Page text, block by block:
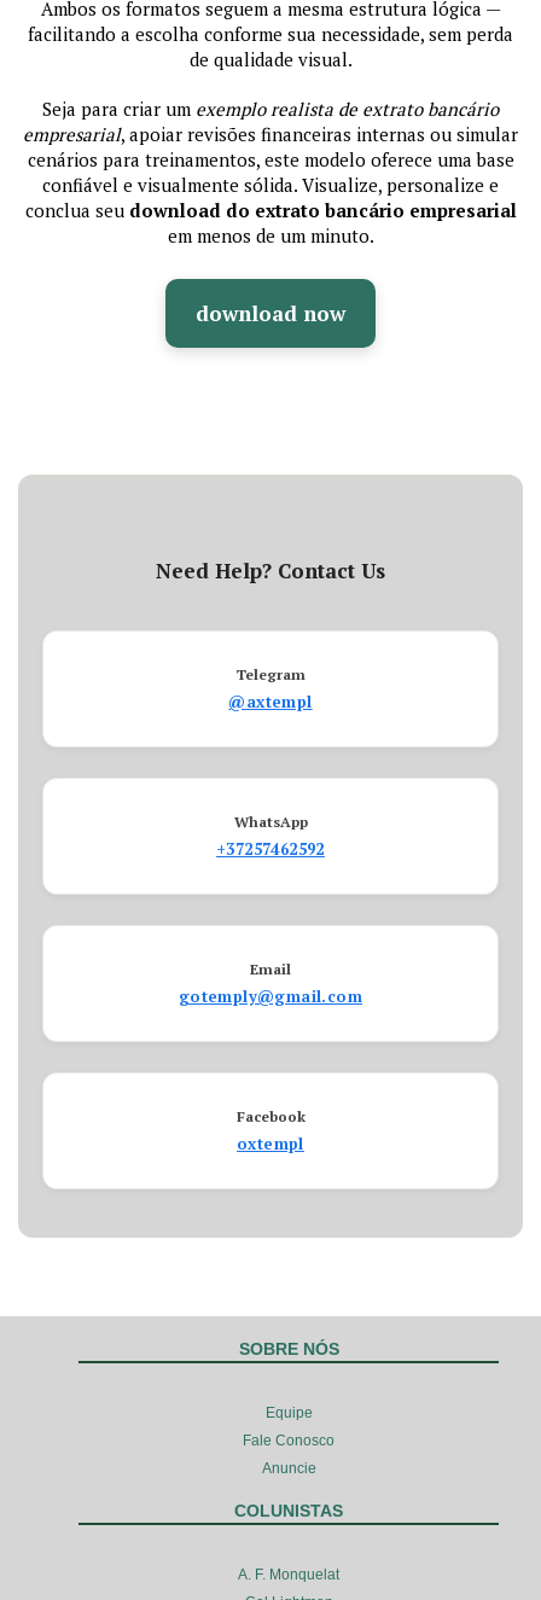
Ambos os formatos seguem a mesma estrutura lógica —
facilitando a escolha conforme sua necessidade, sem perda
de qualidade visual.
Seja para criar um exemplo realista de extrato bancário
empresarial, apoiar revisões financeiras internas ou simular
cenários para treinamentos, este modelo oferece uma base
confiável e visualmente sólida. Visualize, personalize e
conclua seu download do extrato bancário empresarial
em menos de um minuto.
download now
Need Help? Contact Us
Telegram
@axtempl
WhatsApp
+37257462592
Email
gotemply@gmail.com
Facebook
oxtempl
SOBRE NÓS
Equipe
Fale Conosco
Anuncie
COLUNISTAS
A. F. Monquelat